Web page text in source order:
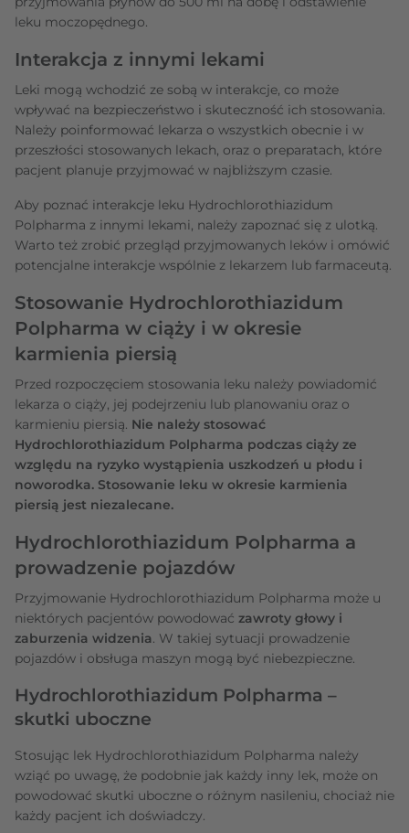
leku moczopędnego.
Interakcja z innymi lekami
Leki mogą wchodzić ze sobą w interakcje, co może
wpływać na bezpieczeństwo i skuteczność ich stosowania.
Należy poinformować lekarza o wszystkich obecnie i w
przeszłości stosowanych lekach, oraz o preparatach, które
pacjent planuje przyjmować w najbliższym czasie.
Aby poznać interakcje leku Hydrochlorothiazidum
Polpharma z innymi lekami, należy zapoznać się z ulotką.
Warto też zrobić przegląd przyjmowanych leków i omówić
potencjalne interakcje wspólnie z lekarzem lub farmaceutą.
Stosowanie Hydrochlorothiazidum
Polpharma w ciąży i w okresie
karmienia piersią
Przed rozpoczęciem stosowania leku należy powiadomić
lekarza o ciąży, jej podejrzeniu lub planowaniu oraz o
karmieniu piersią. Nie należy stosować
Hydrochlorothiazidum Polpharma podczas ciąży ze
względu na ryzyko wystąpienia uszkodzeń u płodu i
noworodka. Stosowanie leku w okresie karmienia
piersią jest niezalecane.
Hydrochlorothiazidum Polpharma a
prowadzenie pojazdów
Przyjmowanie Hydrochlorothiazidum Polpharma może u
niektórych pacjentów powodować zawroty głowy i
zaburzenia widzenia. W takiej sytuacji prowadzenie
pojazdów i obsługa maszyn mogą być niebezpieczne.
Hydrochlorothiazidum Polpharma –
skutki uboczne
Stosując lek Hydrochlorothiazidum Polpharma należy
wziąć po uwagę, że podobnie jak każdy inny lek, może on
powodować skutki uboczne o różnym nasileniu, chociaż nie
każdy pacjent ich doświadczy.